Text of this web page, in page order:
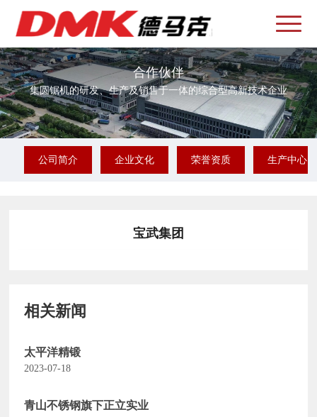
合作伙伴
集圆锯机的研发、生产及销售于一体的综合型高新技术企业
公司简介 企业文化 荣誉资质 生产中心
宝武集团
相关新闻
太平洋精锻
2023-07-18
青山不锈钢旗下正立实业